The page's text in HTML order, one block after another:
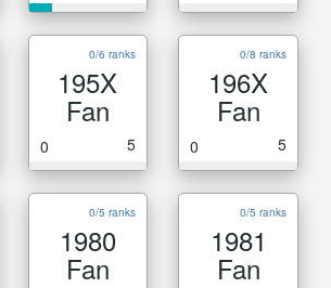
0/6 ranks
195X
Fan
0 5
0/8 ranks
196X
Fan
0 5
0/5 ranks
1980
Fan
0/5 ranks
1981
Fan